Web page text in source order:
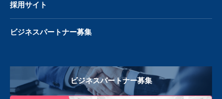
採用サイト
ビジネスパートナー募集
ビジネスパートナー募集